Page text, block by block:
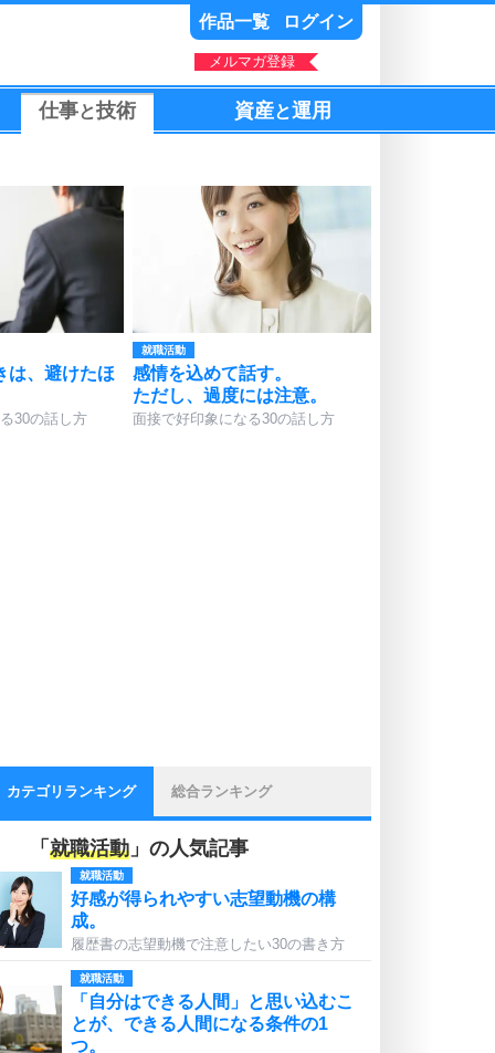
作品一覧 ログイン
メルマガ登録
仕事と技術 資産と運用
は、避けたほ
30の話し方
就職活動
感情を込めて話す。
ただし、過度には注意。
面接で好印象になる30の話し方
カテゴリランキング 総合ランキング
「 就職活動 」の人気記事
就職活動
好感が得られやすい志望動機の構
成。
履歴書の志望動機で注意したい30の書き方
就職活動
「自分はできる人間」と思い込むこ
とが、できる人間になる条件の1
つ。